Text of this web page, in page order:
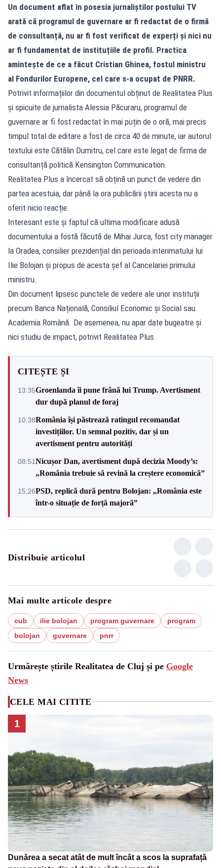
Un document aflat în posesia jurnaliștilor postului TV
arată că programul de guvernare ar fi redactat de o firmă
de consultanță, nu ar fi fost verificat de experți și nici nu
ar fi fundamentat de instituțiile de profil. Practica
amintește de ce a făcut Cristian Ghinea, fostul ministru
al Fondurilor Europene, cel care s-a ocupat de PNRR.
Potrivit informațiilor din documentul obținut de Realitatea Plus
și spicuite de jurnalista Alessia Păcuraru, programul de
guvernare ar fi fost redactat în mai puțin de o oră, mai precis
timpul total de editare a fost de circa 40 de minute, iar autorul
textului este Cătălin Dumitru, cel care este legat de firma de
consultanță politică Kensington Communication.
Realitatea Plus a încercat să obțină un punct de vedere din
partea acestuia, dar până la ora publicării știrii acesta nu a
oferit nicio reacție.
Interesant este și faptul că ultima modificare adusă
documentului a fostă făcută de Mihai Jurca, fost city manager
la Oradea, consilier prezidențial din perioada interimatului lui
Ilie Bolojan și propus de acesta șef al Cancelariei primului
ministru.
Din document lipsesc punctele de vedere ale unor instituții
precum Banca Națională, Consiliul Economic și Social sau
Academia Română. De asemenea, nu apar date bugeatre și
nici studiu de impact, potrivit Realitatea Plus.
CITEȘTE ȘI
13:35Groenlanda îi pune frână lui Trump. Avertisment
dur după planul de foraj
10:38România își păstrează ratingul recomandat
investițiilor. Un semnal pozitiv, dar și un
avertisment pentru autorități
08:51Nicușor Dan, avertisment după decizia Moody’s:
„România trebuie să revină la creștere economică”
15:26PSD, replică dură pentru Bolojan: „România este
într-o situație de forță majoră”
Distribuie articolul
Mai multe articole despre
cub ilie bolojan program guvernare
program
bolojan
guvernare pnrr
Urmărește știrile Realitatea de Cluj și pe Google
News
CELE MAI CITITE
1
Dunărea a secat atât de mult încât a scos la suprafață